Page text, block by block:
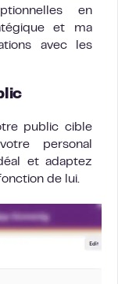
en
et ma
avec les
public cible
personal
et adaptez
de lui.